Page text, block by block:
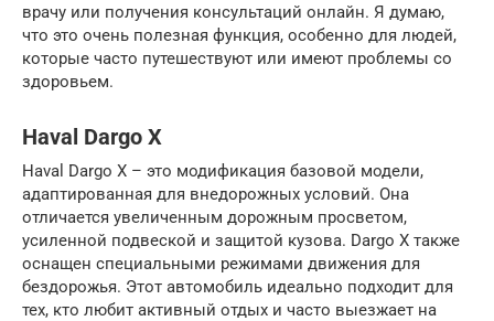
врачу или получения консультаций онлайн. Я думаю,
что это очень полезная функция, особенно для людей,
которые часто путешествуют или имеют проблемы со
здоровьем.
Haval Dargo X
Haval Dargo X – это модификация базовой модели,
адаптированная для внедорожных условий. Она
отличается увеличенным дорожным просветом,
усиленной подвеской и защитой кузова. Dargo X также
оснащен специальными режимами движения для
бездорожья. Этот автомобиль идеально подходит для
тех, кто любит активный отдых и часто выезжает на